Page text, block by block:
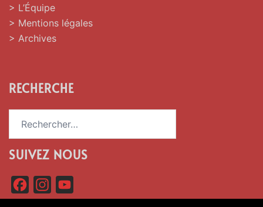
> L’Équipe
> Mentions légales
> Archives
RECHERCHE
SUIVEZ NOUS
a
n
o